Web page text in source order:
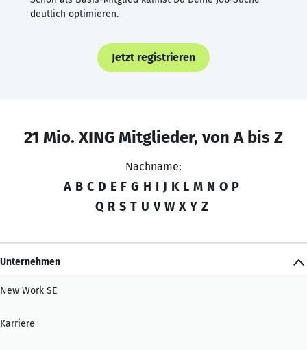
deutlich optimieren.
Jetzt registrieren
21 Mio. XING Mitglieder, von A bis Z
Nachname:
A B C D E F G H I J K L M N O P
Q R S T U V W X Y Z
Unternehmen
New Work SE
Karriere